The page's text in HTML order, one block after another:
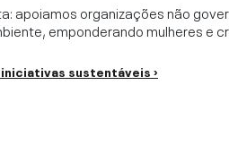
apoiamos organizações não
emponderando mulheres e
sustentáveis ›